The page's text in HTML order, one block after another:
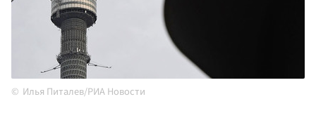
Илья Питалев/РИА Новости